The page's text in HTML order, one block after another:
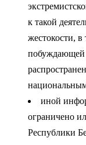
к такой
жестокости,
побуждающей
иной
ограничено
Республики